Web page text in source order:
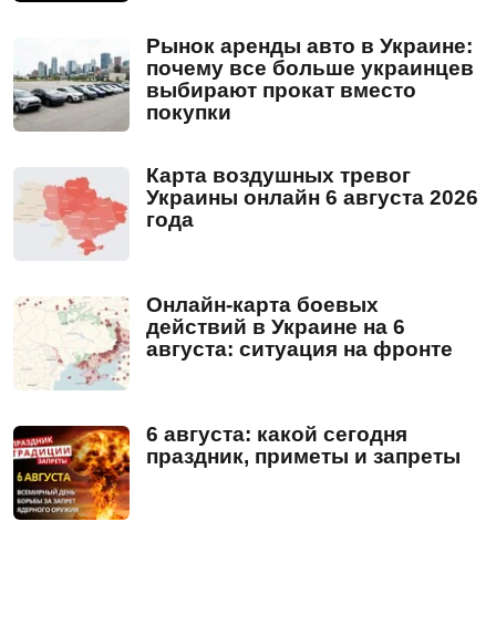
Рынок аренды авто в Украине:
почему все больше украинцев
выбирают прокат вместо
покупки
Карта воздушных тревог
Украины онлайн 6 августа 2026
года
Онлайн-карта боевых
действий в Украине на 6
августа: ситуация на фронте
6 августа: какой сегодня
праздник, приметы и запреты